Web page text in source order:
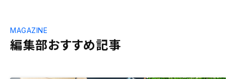
編集部おすすめ記事
MAGAZINE